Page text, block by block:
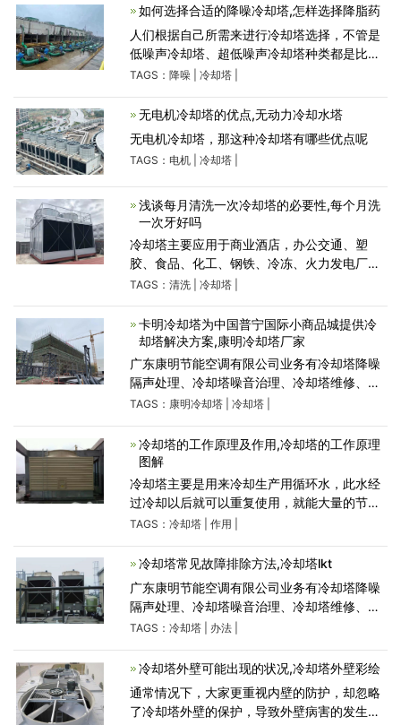
如何选择合适的降噪冷却塔,怎样选择降脂药
人们根据自己所需来进行冷却塔选择，不管是
低噪声冷却塔、超低噪声冷却塔种类都是比较
多。但是大部分朋友在针对冷却塔进行挑选的
的。
TAGS： 降噪 冷却塔|
无电机冷却塔的优点,无动力冷却水塔
无电机冷却塔，那这种冷却塔有哪些优点呢
TAGS： 电机| 冷却塔|
浅谈每月清洗一次冷却塔的必要性,每个月洗
一次牙好吗
冷却塔主要应用于商业酒店，办公交通、塑
胶、食品、化工、钢铁、冷冻、火力发电厂、
工业水冷却等行业领域
TAGS： 清洗| 冷却塔|
卡明冷却塔为中国普宁国际小商品城提供冷
却塔解决方案,康明冷却塔厂家
广东康明节能空调有限公司业务有冷却塔降噪
隔声处理、冷却塔噪音治理、冷却塔维修、冷
却塔节能改造等,冷却塔厂家产品有静音冷却
服务深圳,
TAGS： 康明冷却塔| 冷却塔|
冷却塔的工作原理及作用,冷却塔的工作原理
图解
冷却塔主要是用来冷却生产用循环水，此水经
过冷却以后就可以重复使用，就能大量的节约
水源。用冷却塔的地方很多：电厂、冷冻、塑
节能空调给大家介
TAGS： 冷却塔| 作用
冷却塔常见故障排除方法,冷却塔lkt
广东康明节能空调有限公司业务有冷却塔降噪
隔声处理、冷却塔噪音治理、冷却塔维修、冷
却塔节能改造等,冷却塔厂家产品有静音冷却
服务深圳,
TAGS： 冷却塔| 办法|
冷却塔外壁可能出现的状况,冷却塔外壁彩绘
通常情况下，大家更重视内壁的防护，却忽略
了冷却塔外壁的保护，导致外壁病害的发生、